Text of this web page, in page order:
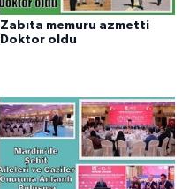
Zabıta memuru azmetti
Doktor oldu